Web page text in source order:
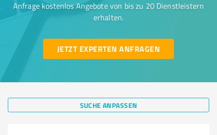
Anfrage kostenlos Angebote von bis zu 20 Dienstleistern
erhalten.
JETZT EXPERTEN ANFRAGEN
SUCHE ANPASSEN